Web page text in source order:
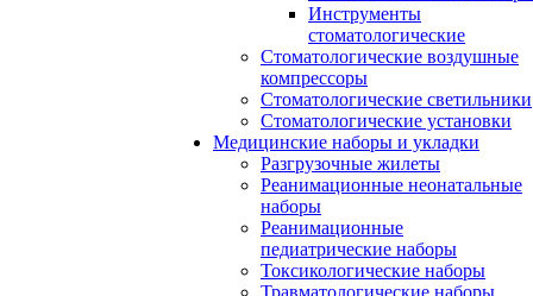
Инструменты
стоматологические
Стоматологические воздушные
компрессоры
Стоматологические светильники
Стоматологические установки
Медицинские наборы и укладки
Разгрузочные жилеты
Реанимационные неонатальные
наборы
Реанимационные
педиатрические наборы
Токсикологические наборы
Травматологические наборы